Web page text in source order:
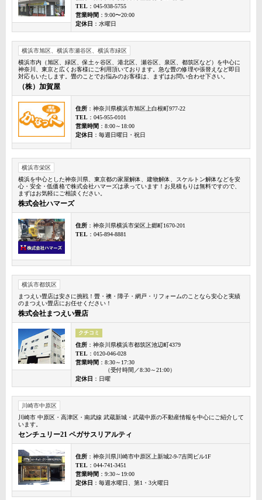
TEL ：045-938-5755
営業時間 ：9:00〜20:00
定休日 ：水曜日
横浜市旭区、横浜市瀬谷区、横浜市緑区
横浜市内（旭区、緑区、保土ヶ谷区、港北区、瀬谷区、泉区、都筑区など）を中心に
神奈川、東京と広くお客様にご利用頂いております。急な畳の修理や張替えなど即日
対応もいたします。畳のことでお悩みのお客様は、まずはお問い合わせ下さい。
（株）加賀屋
住所 ：神奈川県横浜市旭区上白根町977-22
TEL ：045-955-0101
営業時間 ：8:00～18:00
定休日 ：毎週日曜日・祝日
横浜市栄区
横浜を中心とした神奈川県、東京都の家屋解体、建物解体、スケルトン解体などを安
心・安全・低価格で株式会社ハマーズは承っています！お見積もりは無料ですので、
まずはお気軽にご相談ください。
株式会社ハマーズ
住所 ：神奈川県横浜市栄区上郷町1670-201
TEL ：045-894-8881
横浜市都筑区
まつえい畳店は安さに挑戦！畳・襖・障子・網戸・リフォームのことなら安心と実績
のまつえい畳店にお任せください！
株式会社まつえい畳店
クチコミ
住所 ：神奈川県横浜市都筑区池辺町4379
TEL ：0120-046-028
営業時間 ：8:30～17:30
（受付時間／8:30～21:00）
定休日 ：日曜
川崎市中原区
川崎市 中原区・高津区・南武線 武蔵新城・武蔵中原の不動産情報を中心にご紹介して
います。
センチュリー21 ペガサスリアルティ
住所 ：神奈川県川崎市中原区上新城2-9-7吉岡ビル1F
TEL ：044-741-3451
営業時間 ：9:30～19:00
定休日 ：毎週水曜日、第1・3火曜日